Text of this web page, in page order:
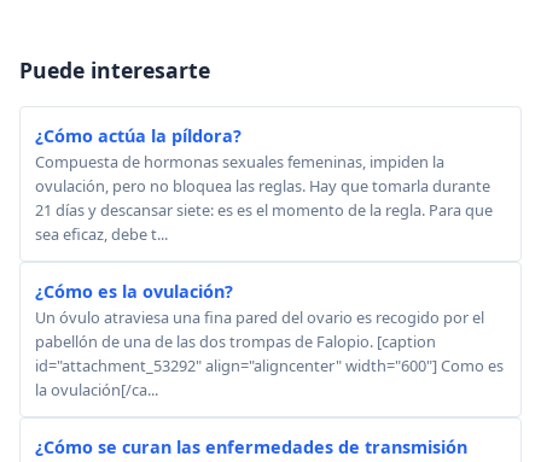
Puede interesarte
¿Cómo actúa la píldora?
Compuesta de hormonas sexuales femeninas, impiden la
ovulación, pero no bloquea las reglas. Hay que tomarla durante
21 días y descansar siete: es es el momento de la regla. Para que
sea eficaz, debe t...
¿Cómo es la ovulación?
Un óvulo atraviesa una fina pared del ovario es recogido por el
pabellón de una de las dos trompas de Falopio. [caption
id="attachment_53292" align="aligncenter" width="600"] Como es
la ovulación[/ca...
¿Cómo se curan las enfermedades de transmisión